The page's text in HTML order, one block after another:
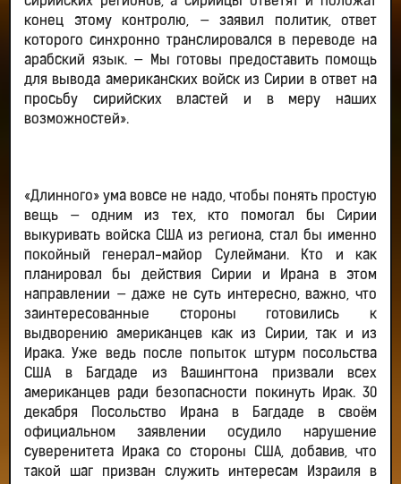
конец этому контролю, — заявил политик, ответ
которого синхронно транслировался в переводе на
арабский язык. — Мы готовы предоставить помощь
для вывода американских войск из Сирии в ответ на
просьбу сирийских властей и в меру наших
возможностей».
«Длинного» ума вовсе не надо, чтобы понять простую
вещь — одним из тех, кто помогал бы Сирии
выкуривать войска США из региона, стал бы именно
покойный генерал-майор Сулеймани. Кто и как
планировал бы действия Сирии и Ирана в этом
направлении — даже не суть интересно, важно, что
заинтересованные стороны готовились к
выдворению американцев как из Сирии, так и из
Ирака. Уже ведь после попыток штурм посольства
США в Багдаде из Вашингтона призвали всех
американцев ради безопасности покинуть Ирак. 30
декабря Посольство Ирана в Багдаде в своём
официальном заявлении осудило нарушение
суверенитета Ирака со стороны США, добавив, что
такой шаг призван служить интересам Израиля в